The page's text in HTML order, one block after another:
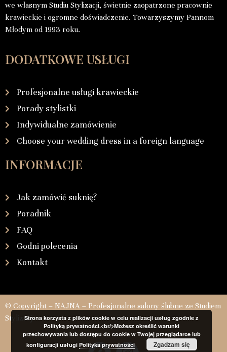
we własnym Studiu Stylizacji, świetnie zaopatrzone pracownie
krawieckie i ogromne doświadczenie. Towarzyszymy Pannom
Młodym od 1993 roku.
DODATKOWE USŁUGI
Profesjonalne usługi krawieckie
Porady stylistki
Indywidualne zamówienie
Choose your wedding dress in a foreign language
INFORMACJE
Jak zamówić suknię?
Poradnik
FAQ
Godni polecenia
Kontakt
© Copyright – NAJNA – Profesjonalne salony ślubne ze Studiem
StylizacjiStrona korzysta z plików cookie w celu realizacji usług zgodnie z
Polityką prywatności.<br/>Możesz określić warunki
przechowywania lub dostępu do cookie w Twojej przeglądarce lub
konfiguracji usługi Polityka prywatności Zgadzam się